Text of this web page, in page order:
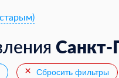
Санкт-
Сбросить фильтры